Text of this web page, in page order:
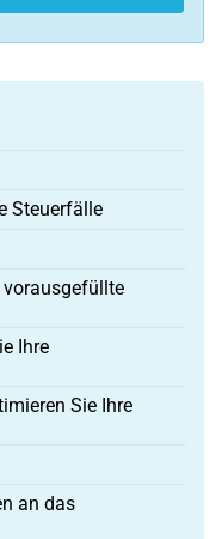
Steuerfälle
vorausgefüllte
Ihre
Sie Ihre
an das